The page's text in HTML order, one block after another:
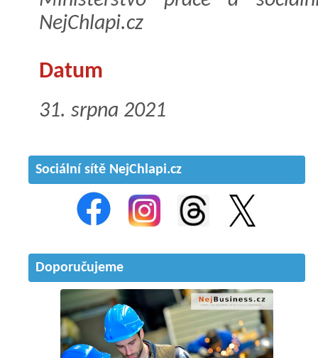
NejChlapi.cz
Datum
31. srpna 2021
Sociální sítě NejChlapi.cz
Doporučujeme